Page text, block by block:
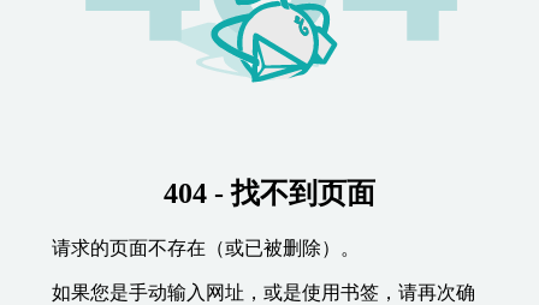
404 - 找不到页面
请求的页面不存在（或已被删除）。
如果您是手动输入网址，或是使用书签，请再次确